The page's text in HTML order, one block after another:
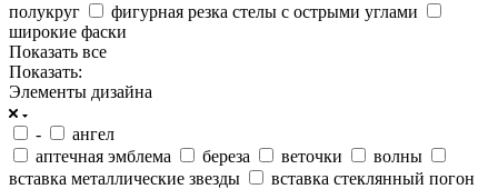
полукруг
фигурная резка стелы с острыми углами
широкие фаски
Показать все
Показать:
Элементы дизайна
-
ангел
аптечная эмблема
береза веточки
волны
вставка металлические звезды
вставка стеклянный погон